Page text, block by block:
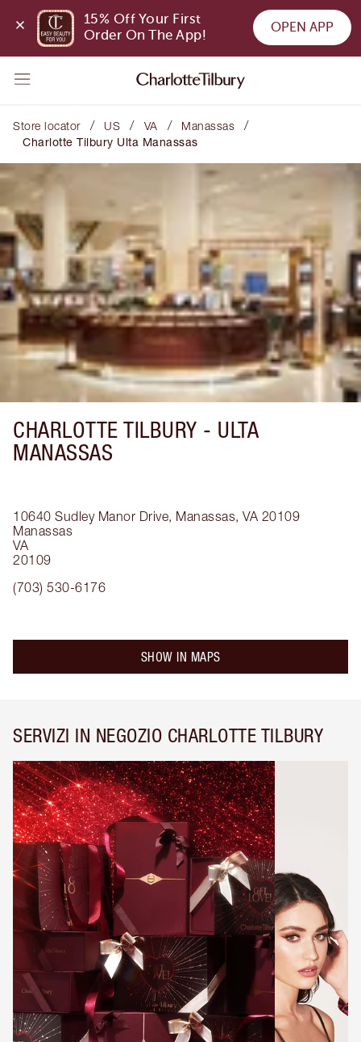
15% Off Your First
Order On The App!
OPEN APP
Store locator / US / VA / Manassas /
Charlotte Tilbury Ulta Manassas
CHARLOTTE TILBURY - ULTA
MANASSAS
10640 Sudley Manor Drive, Manassas, VA 20109
Manassas
VA
20109
(703) 530-6176
SHOW IN MAPS
SERVIZI IN NEGOZIO CHARLOTTE TILBURY